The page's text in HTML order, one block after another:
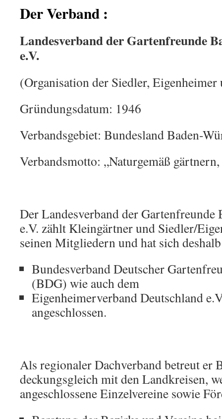
Der Verband :
Landesverband der Gartenfreunde
e.V.
(Organisation der Siedler,
Gründungsdatum: 1946
Verbandsgebiet: Bundesland Baden-
Verbandsmotto: „Naturgemäß
Der Landesverband der Gartenfreunde
e.V. zählt Kleingärtner und Siedler/
seinen Mitgliedern und hat sich
Bundesverband Deutscher
(BDG) wie auch dem
Eigenheimerverband Deutschland
angeschlossen.
Als regionaler Dachverband betreut er
deckungsgleich mit den Landkreisen,
angeschlossene Einzelvereine sowie